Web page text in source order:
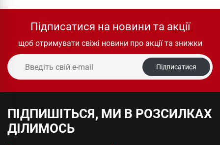
Підписатися на новини та акції
щоб отримувати свіжі новини про акції та знижки
Підписатися
ПІДПИШІТЬСЯ, МИ В РОЗСИЛКАХ
ДІЛИМОСЬ